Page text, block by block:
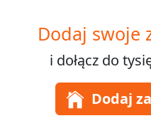
Dodaj swoje
i dołącz do
Dodaj